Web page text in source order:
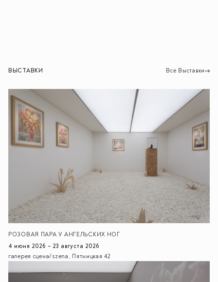
ВЫСТАВКИ Все Выставки
РОЗОВАЯ ПАРА У АНГЕЛЬСКИХ НОГ
4 июня 2026 – 23 августа 2026
галерея сцена/szena, Пятницкая 42